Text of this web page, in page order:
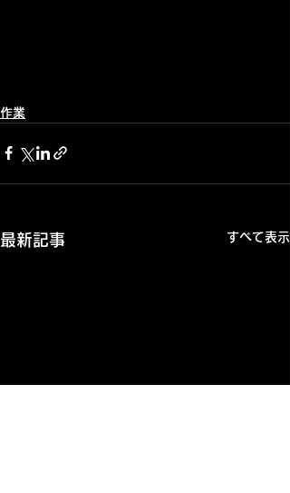
作業
最新記事 すべて表示